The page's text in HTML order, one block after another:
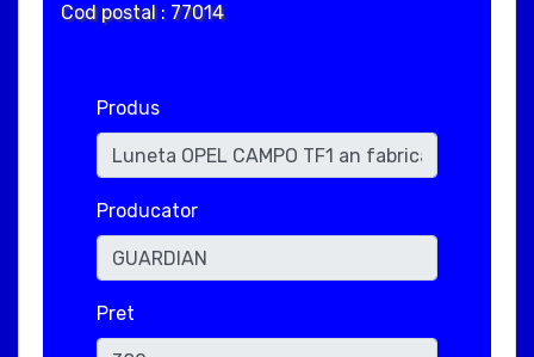
Cod postal : 77014
Produs
Producator
Pret